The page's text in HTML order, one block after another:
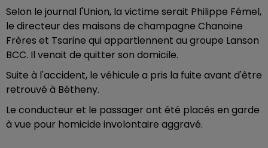
Selon le journal l'Union, la victime serait Philippe Fémel,
le directeur des maisons de champagne Chanoine
Frères et Tsarine qui appartiennent au groupe Lanson
BCC. Il venait de quitter son domicile.
Suite à l'accident, le véhicule a pris la fuite avant d'être
retrouvé à Bétheny.
Le conducteur et le passager ont été placés en garde
à vue pour homicide involontaire aggravé.